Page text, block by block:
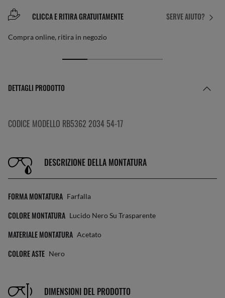
SERVE AIUTO?
CLICCA E RITIRA GRATUITAMENTE
Compra online, ritira in negozio
DETTAGLI PRODOTTO
CODICE MODELLO RB5362 2034 54-17
DESCRIZIONE DELLA MONTATURA
FORMA MONTATURA Farfalla
COLORE MONTATURA Lucido Nero Su Trasparente
MATERIALE MONTATURA Acetato
COLORE ASTE Nero
DIMENSIONI DEL PRODOTTO